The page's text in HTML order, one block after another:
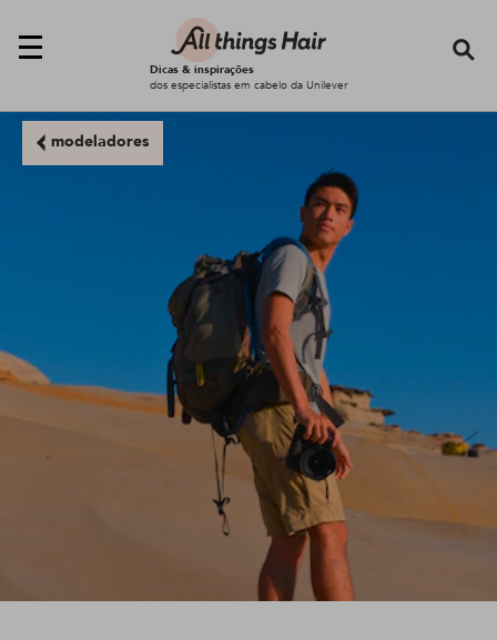
Dicas & inspirações
dos especialistas em cabelo da Unilever
modeladores